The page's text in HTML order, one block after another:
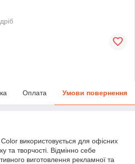
Оплата Умови повернення
використовується для офісних
та творчості. Відмінно себе
виготовлення рекламної та